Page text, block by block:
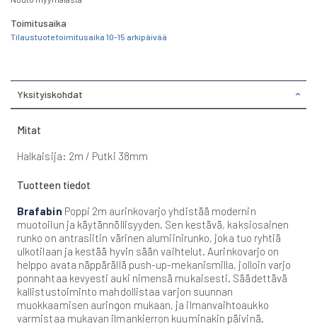
Toimitusaika
Tilaustuote toimitusaika 10-15 arkipäivää
Yksityiskohdat
Mitat
Halkaisija: 2m / Putki 38mm
Tuotteen tiedot
Brafabin Poppi 2m aurinkovarjo yhdistää modernin
muotoilun ja käytännöllisyyden. Sen kestävä, kaksiosainen
runko on antrasiitin värinen alumiinirunko, joka tuo ryhtiä
ulkotilaan ja kestää hyvin sään vaihtelut. Aurinkovarjo on
helppo avata näppärällä push-up-mekanismilla, jolloin varjo
ponnahtaa kevyesti auki nimensä mukaisesti. Säädettävä
kallistustoiminto mahdollistaa varjon suunnan
muokkaamisen auringon mukaan, ja ilmanvaihtoaukko
varmistaa mukavan ilmankierron kuuminakin päivinä.